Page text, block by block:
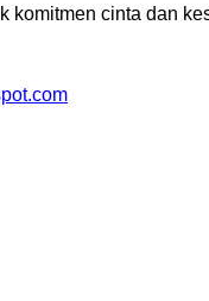
komitmen cinta dan